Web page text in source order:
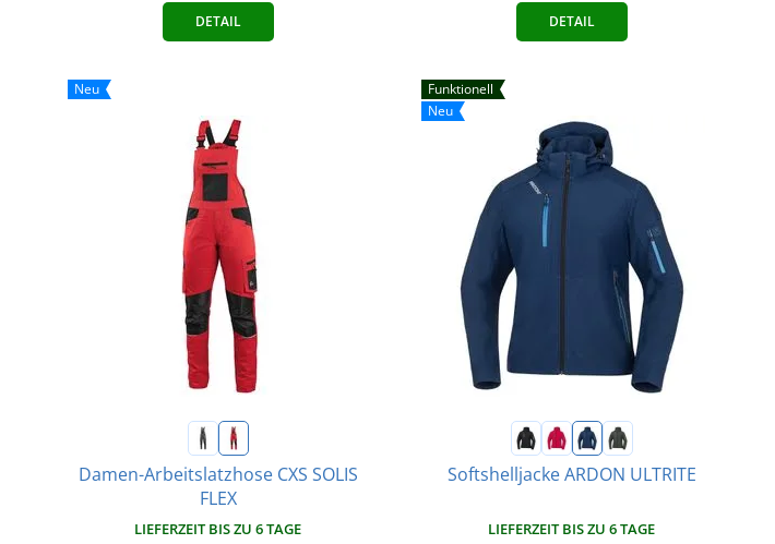
DETAIL DETAIL
Neu
Damen-Arbeitslatzhose CXS SOLIS
FLEX
LIEFERZEIT BIS ZU 6 TAGE
Funktionell
Neu
Softshelljacke ARDON ULTRITE
LIEFERZEIT BIS ZU 6 TAGE